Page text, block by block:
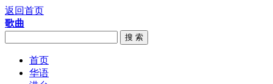
返回首页
歌曲
搜 索
首页
华语